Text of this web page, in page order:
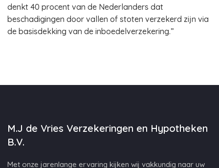
denkt 40 procent van de Nederlanders dat
beschadigingen door vallen of stoten verzekerd zijn via
de basisdekking van de inboedelverzekering.”
M.J de Vries Verzekeringen en Hypotheken
B.V.
Met onze jarenlange ervaring kijken wij vakkundig naar uw